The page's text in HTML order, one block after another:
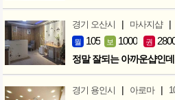
경기 오산시 | 마사지샵 |
월 105 보 1000 권
정말 잘되는 아까운샵인
경기 용인시 | 아로마 |